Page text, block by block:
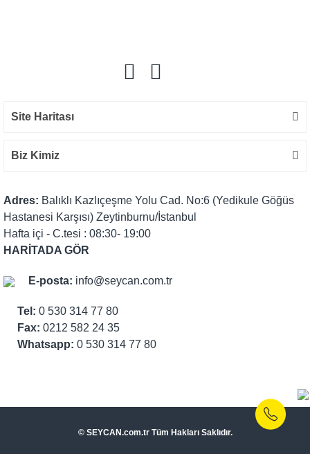
Site Haritası
Biz Kimiz
Adres: Balıklı Kazlıçeşme Yolu Cad. No:6 (Yedikule Göğüs
Hastanesi Karşısı) Zeytinburnu/İstanbul
Hafta içi - C.tesi : 08:30- 19:00
HARİTADA GÖR
E-posta: info@seycan.com.tr
Tel: 0 530 314 77 80
Fax: 0212 582 24 35
Whatsapp: 0 530 314 77 80
© SEYCAN.com.tr Tüm Hakları Saklıdır.